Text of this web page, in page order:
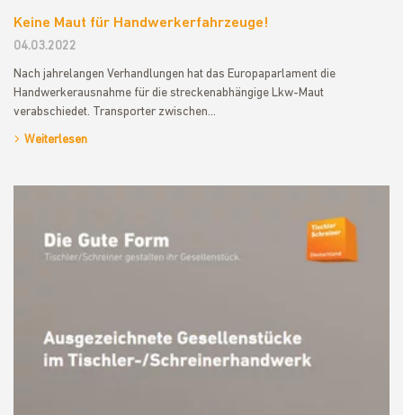
Keine Maut für Handwerkerfahrzeuge!
04.03.2022
Nach jahrelangen Verhandlungen hat das Europaparlament die
Handwerkerausnahme für die streckenabhängige Lkw-Maut
verabschiedet. Transporter zwischen…
Weiterlesen